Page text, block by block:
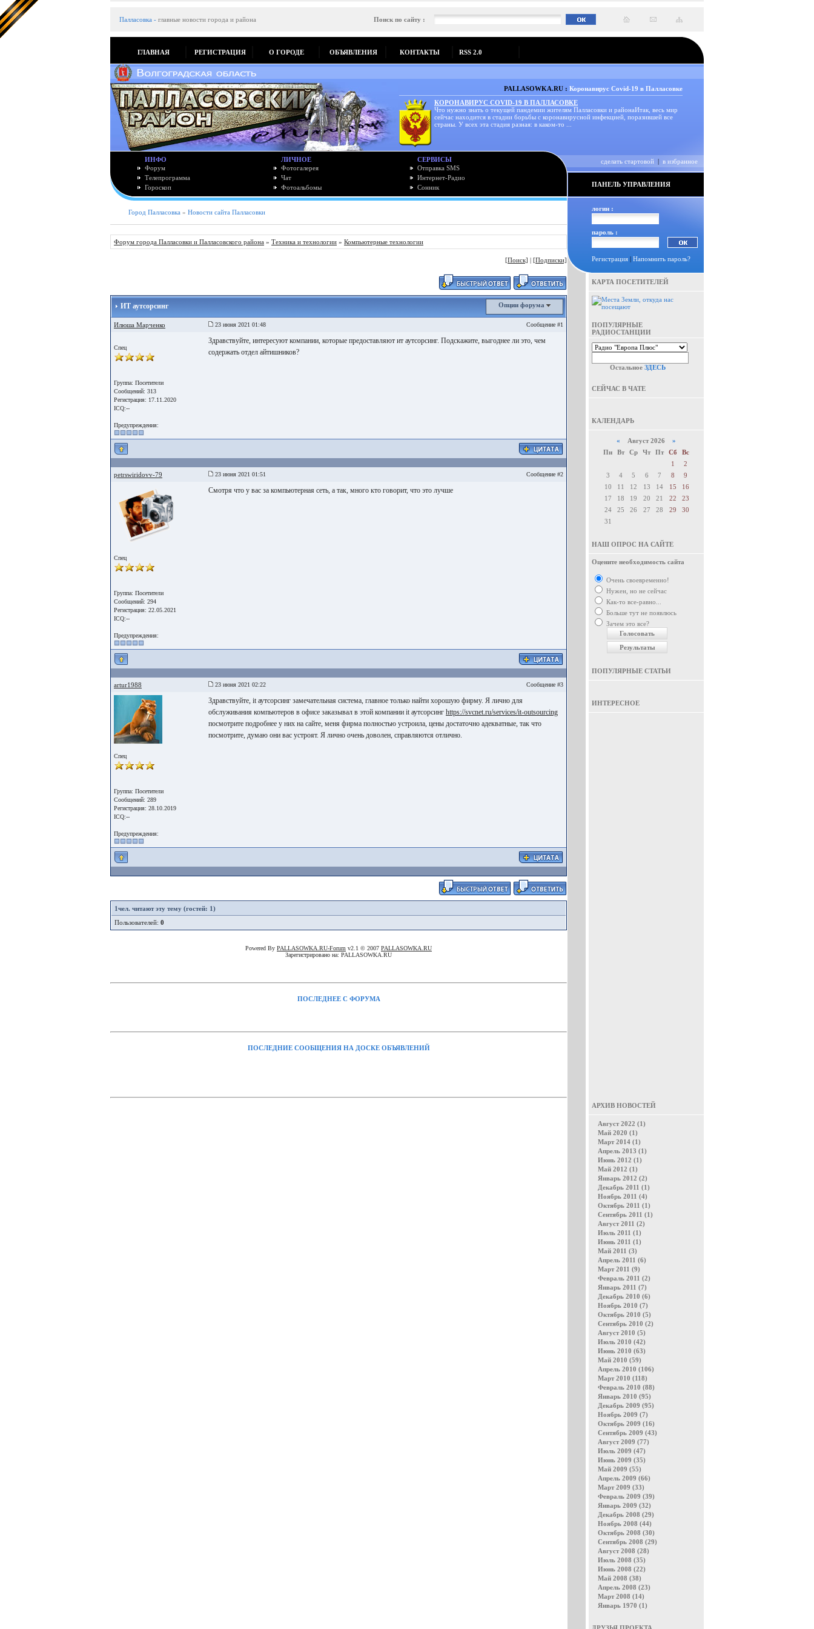
Палласовка - главные новости города и района Поиск по сайту :
ГЛАВНАЯ РЕГИСТРАЦИЯ О ГОРОДЕ ОБЪЯВЛЕНИЯ КОНТАКТЫ RSS 2.0
PALLASOWKA.RU : Коронавирус Covid-19 в Палласовке
КОРОНАВИРУС COVID-19 В ПАЛЛАСОВКЕ
Что нужно знать о текущей пандемии жителям Палласовки и районаИтак, весь мир
сейчас находится в стадии борьбы с коронавирусной инфекцией, поразившей все
страны. У всех эта стадия разная: в каком-то ...
ИНФО
Форум
Телепрограмма
Гороскоп
ЛИЧНОЕ
Фотогалерея
Чат
Фотоальбомы
СЕРВИСЫ
Отправка SMS
Интернет-Радио
Сонник
сделать стартовой | в избранное
ПАНЕЛЬ УПРАВЛЕНИЯ
Город Палласовка » Новости сайта Палласовки
Форум города Палласовки и Палласовского района » Техника и технологии » Компьютерные технологии
[Поиск] | [Подписки]
ИТ аутсорсинг Опции форума
Илюша Марченко 23 июня 2021 01:48 Сообщение #1
Спец
Группа: Посетители
Сообщений: 313
Регистрация: 17.11.2020
ICQ:--
Предупреждения:
Здравствуйте, интересуют компании, которые предоставляют ит аутсорсинг. Подскажите, выгоднее ли это, чем
содержать отдел айтишников?
petrswiridovv-79 23 июня 2021 01:51 Сообщение #2
Спец
Группа: Посетители
Сообщений: 294
Регистрация: 22.05.2021
ICQ:--
Предупреждения:
Смотря что у вас за компьютерная сеть, а так, много кто говорит, что это лучше
artur1988 23 июня 2021 02:22 Сообщение #3
Спец
Группа: Посетители
Сообщений: 289
Регистрация: 28.10.2019
ICQ:--
Предупреждения:
Здравствуйте, it аутсорсинг замечательная система, главное только найти хорошую фирму. Я лично для
обслуживания компьютеров в офисе заказывал в этой компании it аутсорсинг https://svcnet.ru/services/it-outsourcing
посмотрите подробнее у них на сайте, меня фирма полностью устроила, цены достаточно адекватные, так что
посмотрите, думаю они вас устроят. Я лично очень доволен, справляются отлично.
1чел. читают эту тему (гостей: 1)
Пользователей: 0
Powered By PALLASOWKA.RU-Forum v2.1 © 2007 PALLASOWKA.RU
Зарегистрировано на: PALLASOWKA.RU
ПОСЛЕДНЕЕ С ФОРУМА
ПОСЛЕДНИЕ СООБЩЕНИЯ НА ДОСКЕ ОБЪЯВЛЕНИЙ
логин :
пароль :
Регистрация | Напомнить пароль?
КАРТА ПОСЕТИТЕЛЕЙ
ПОПУЛЯРНЫЕ
РАДИОСТАНЦИИ
Остальное ЗДЕСЬ
СЕЙЧАС В ЧАТЕ
КАЛЕНДАРЬ
« Август 2026 »
Пн
Вт Ср Чт Пт Сб
Вс
1
2
3
4 5 6 7 8
9
10
11 12 13 14 15
16
17
18 19 20 21 22
23
24
25 26 27 28 29
30
31
НАШ ОПРОС НА САЙТЕ
Оцените необходимость сайта
Очень своевременно!
Нужен, но не сейчас
Как-то все-равно...
Больше тут не появлюсь
Зачем это все?
ПОПУЛЯРНЫЕ СТАТЬИ
ИНТЕРЕСНОЕ
АРХИВ НОВОСТЕЙ
Август 2022 (1)
Май 2020 (1)
Март 2014 (1)
Апрель 2013 (1)
Июнь 2012 (1)
Май 2012 (1)
Январь 2012 (2)
Декабрь 2011 (1)
Ноябрь 2011 (4)
Октябрь 2011 (1)
Сентябрь 2011 (1)
Август 2011 (2)
Июль 2011 (1)
Июнь 2011 (1)
Май 2011 (3)
Апрель 2011 (6)
Март 2011 (9)
Февраль 2011 (2)
Январь 2011 (7)
Декабрь 2010 (6)
Ноябрь 2010 (7)
Октябрь 2010 (5)
Сентябрь 2010 (2)
Август 2010 (5)
Июль 2010 (42)
Июнь 2010 (63)
Май 2010 (59)
Апрель 2010 (106)
Март 2010 (118)
Февраль 2010 (88)
Январь 2010 (95)
Декабрь 2009 (95)
Ноябрь 2009 (7)
Октябрь 2009 (16)
Сентябрь 2009 (43)
Август 2009 (77)
Июль 2009 (47)
Июнь 2009 (35)
Май 2009 (55)
Апрель 2009 (66)
Март 2009 (33)
Февраль 2009 (39)
Январь 2009 (32)
Декабрь 2008 (29)
Ноябрь 2008 (44)
Октябрь 2008 (30)
Сентябрь 2008 (29)
Август 2008 (28)
Июль 2008 (35)
Июнь 2008 (22)
Май 2008 (38)
Апрель 2008 (23)
Март 2008 (14)
Январь 1970 (1)